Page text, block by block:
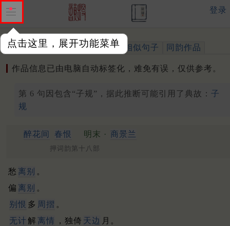
点击这里，展开功能菜单
登录
作品 标注四声 出处、引用 相似句子 同韵作品
作品信息已由电脑自动标签化，难免有误，仅供参考。
第 6 句因包含“子规”，据此推断可能引用了典故： 子
规
醉花间 春恨 明末 · 商景兰
押词韵第十八部
愁 离别 。
偏 离别 。
别恨 多 周摺 。
无计解离情 ，独倚 天边 月。